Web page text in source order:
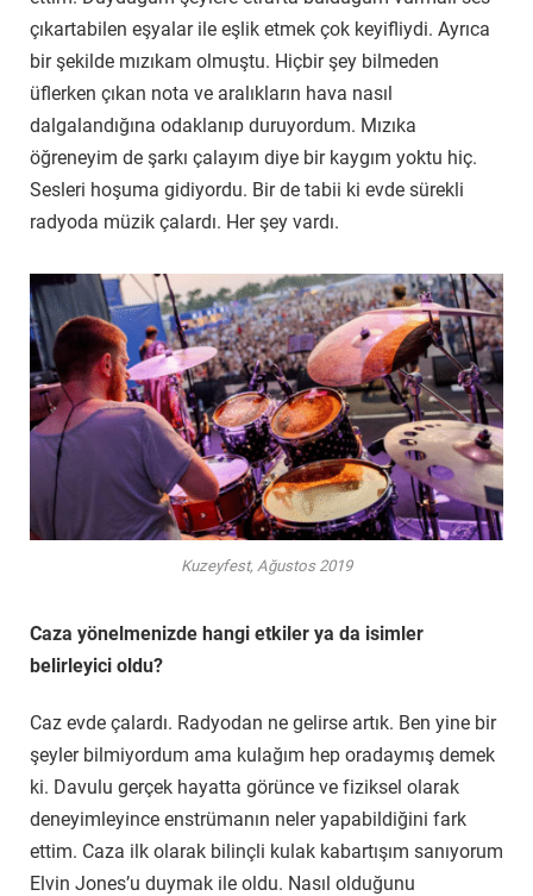
çıkartabilen eşyalar ile eşlik etmek çok keyifliydi. Ayrıca
bir şekilde mızıkam olmuştu. Hiçbir şey bilmeden
üflerken çıkan nota ve aralıkların hava nasıl
dalgalandığına odaklanıp duruyordum. Mızıka
öğreneyim de şarkı çalayım diye bir kaygım yoktu hiç.
Sesleri hoşuma gidiyordu. Bir de tabii ki evde sürekli
radyoda müzik çalardı. Her şey vardı.
Kuzeyfest, Ağustos 2019
Caza yönelmenizde hangi etkiler ya da isimler
belirleyici oldu?
Caz evde çalardı. Radyodan ne gelirse artık. Ben yine bir
şeyler bilmiyordum ama kulağım hep oradaymış demek
ki. Davulu gerçek hayatta görünce ve fiziksel olarak
deneyimleyince enstrümanın neler yapabildiğini fark
ettim. Caza ilk olarak bilinçli kulak kabartışım sanıyorum
Elvin Jones’u duymak ile oldu. Nasıl olduğunu